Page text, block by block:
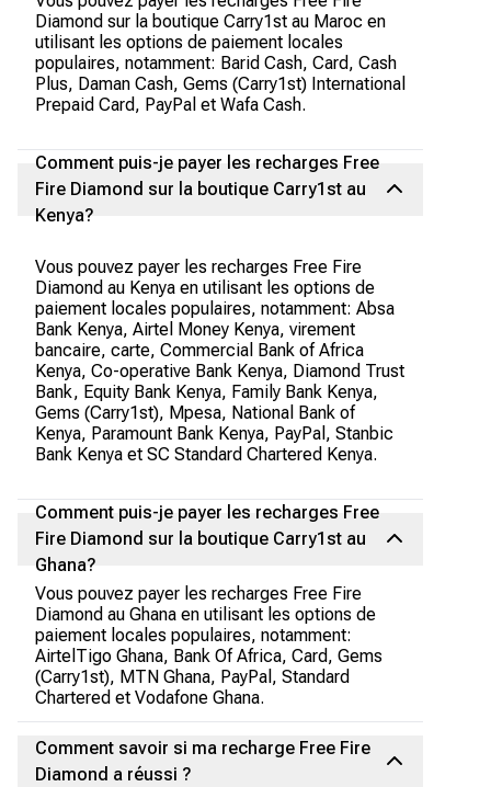
Diamond sur la boutique Carry1st au Maroc en
utilisant les options de paiement locales
populaires, notamment: Barid Cash, Card, Cash
Plus, Daman Cash, Gems (Carry1st) International
Prepaid Card, PayPal et Wafa Cash.
Comment puis-je payer les recharges Free
Fire Diamond sur la boutique Carry1st au
Kenya?
Vous pouvez payer les recharges Free Fire
Diamond au Kenya en utilisant les options de
paiement locales populaires, notamment: Absa
Bank Kenya, Airtel Money Kenya, virement
bancaire, carte, Commercial Bank of Africa
Kenya, Co-operative Bank Kenya, Diamond Trust
Bank, Equity Bank Kenya, Family Bank Kenya,
Gems (Carry1st), Mpesa, National Bank of
Kenya, Paramount Bank Kenya, PayPal, Stanbic
Bank Kenya et SC Standard Chartered Kenya.
Comment puis-je payer les recharges Free
Fire Diamond sur la boutique Carry1st au
Ghana?
Vous pouvez payer les recharges Free Fire
Diamond au Ghana en utilisant les options de
paiement locales populaires, notamment:
AirtelTigo Ghana, Bank Of Africa, Card, Gems
(Carry1st), MTN Ghana, PayPal, Standard
Chartered et Vodafone Ghana.
Comment savoir si ma recharge Free Fire
Diamond a réussi ?